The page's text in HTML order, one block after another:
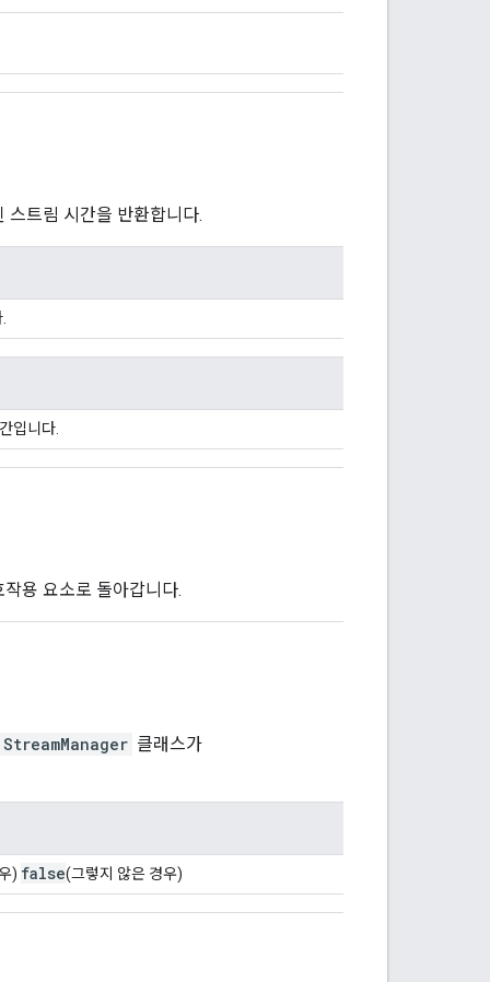
스트림 시간을 반환합니다.
입니다.
용 요소로 돌아갑니다.
StreamManager 클래스가
) false(그렇지 않은 경우)